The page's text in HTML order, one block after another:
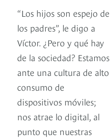
“Los hijos son espejo de
los padres”, le digo a
Víctor. ¿Pero y qué hay
de la sociedad? Estamos
ante una cultura de alto
consumo de
dispositivos móviles;
nos atrae lo digital, al
punto que nuestras